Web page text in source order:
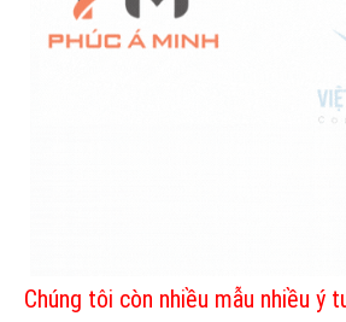
Chúng tôi còn nhiều mẫu nhiều ý